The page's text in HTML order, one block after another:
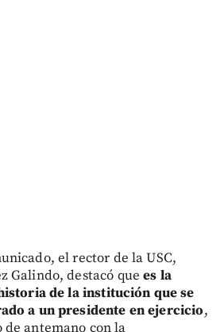
el rector de la USC,
Galindo, destacó que es la
de la institución que se
a un presidente en ejercicio,
antemano con la